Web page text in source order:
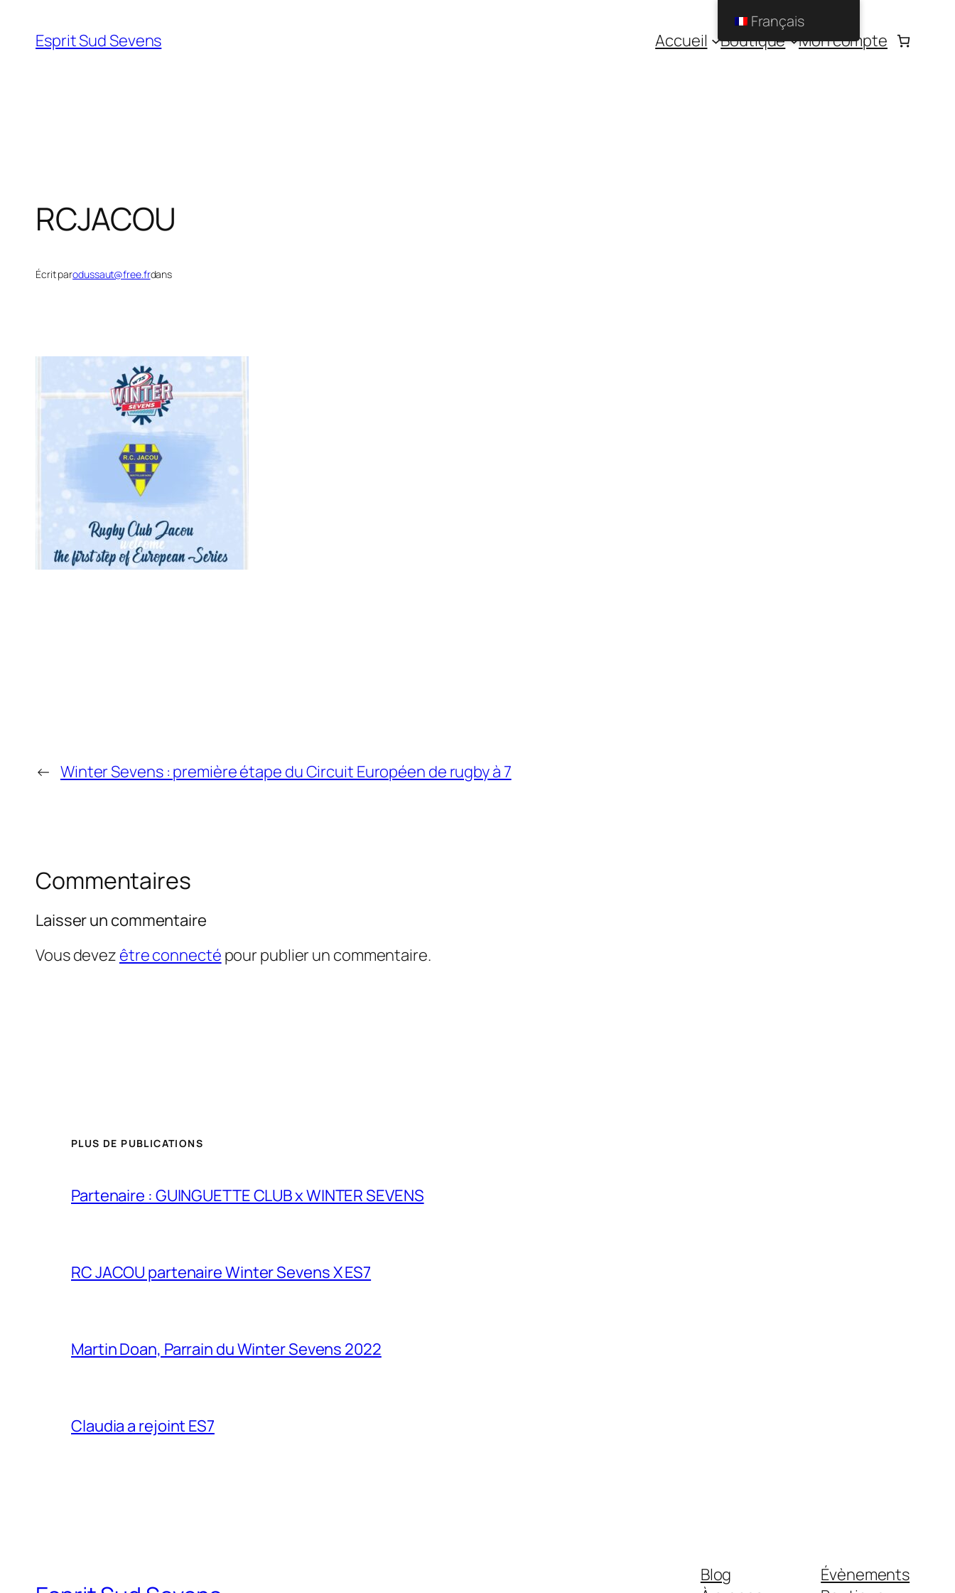
Esprit Sud Sevens Accueil Boutique Mon compte
RCJACOU
Écrit parodussaut@free.frdans
← Winter Sevens : première étape du Circuit Européen de rugby à 7
Commentaires
Laisser un commentaire
Vous devez être connecté pour publier un commentaire.
PLUS DE PUBLICATIONS
Partenaire : GUINGUETTE CLUB x WINTER SEVENS
RC JACOU partenaire Winter Sevens X ES7
Martin Doan, Parrain du Winter Sevens 2022
Claudia a rejoint ES7
Blog
Évènements
Français